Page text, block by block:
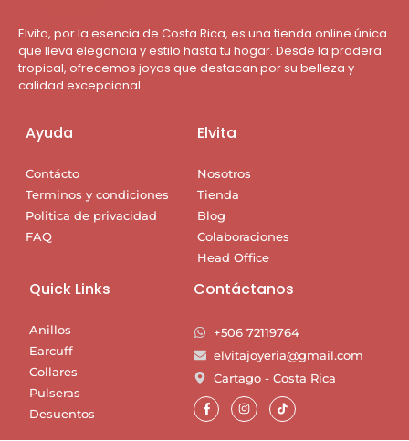
Elvita, por la esencia de Costa Rica, es una tienda online única
que lleva elegancia y estilo hasta tu hogar. Desde la pradera
tropical, ofrecemos joyas que destacan por su belleza y
calidad excepcional.
Ayuda
Contácto
Terminos y condiciones
Politica de privacidad
FAQ
Elvita
Nosotros
Tienda
Blog
Colaboraciones
Head Office
Quick Links
Anillos
Earcuff
Collares
Pulseras
Desuentos
Contáctanos
+506 72119764
elvitajoyeria@gmail.com
Cartago - Costa Rica